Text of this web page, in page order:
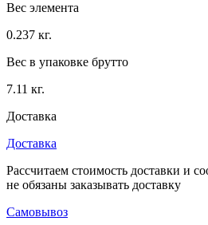
Вес элемента
0.237 кг.
Вес в упаковке брутто
7.11 кг.
Доставка
Доставка
Рассчитаем стоимость доставки и
не обязаны заказывать доставку
Самовывоз